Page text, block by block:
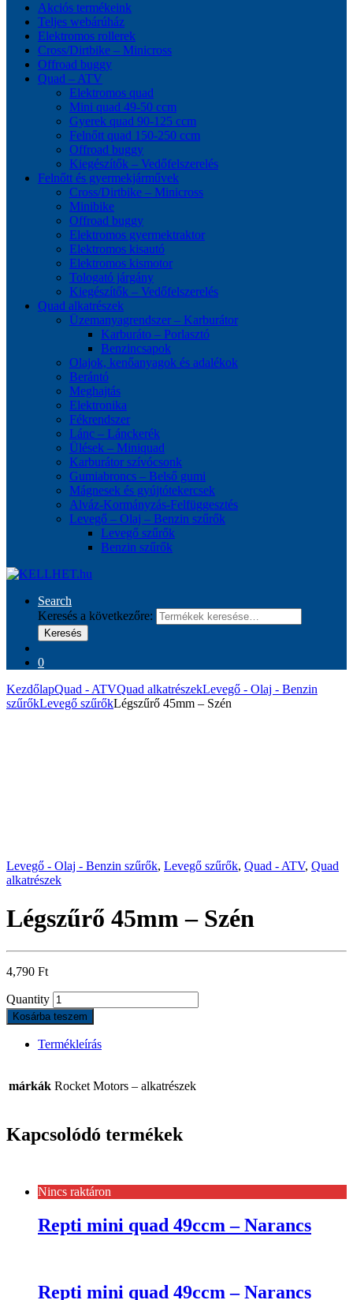
Akciós termékeink
Teljes webárúház
Elektromos rollerek
Cross/Dirtbike – Minicross
Offroad buggy
Quad – ATV
Elektromos quad
Mini quad 49-50 ccm
Gyerek quad 90-125 ccm
Felnőtt quad 150-250 ccm
Offroad buggy
Kiegészítők – Vedőfelszerelés
Felnőtt és gyermekjárművek
Cross/Dirtbike – Minicross
Minibike
Offroad buggy
Elektromos gyermektraktor
Elektromos kisautó
Elektromos kismotor
Tologató járgány
Kiegészítők – Vedőfelszerelés
Quad alkatrészek
Üzemanyagrendszer – Karburátor
Karburáto – Porlasztó
Benzincsapok
Olajok, kenőanyagok és adalékok
Berántó
Meghajtás
Elektronika
Fékrendszer
Lánc – Lánckerék
Ülések – Miniquad
Karburátor szívócsonk
Gumiabroncs – Belső gumi
Mágnesek és gyújtótekercsek
Alváz-Kormányzás-Felfüggesztés
Levegő – Olaj – Benzin szűrők
Levegő szűrők
Benzin szűrők
Search
Keresés a következőre:
Keresés
0
KezdőlapQuad - ATVQuad alkatrészekLevegő - Olaj - Benzin
szűrőkLevegő szűrőkLégszűrő 45mm – Szén
Levegő - Olaj - Benzin szűrők, Levegő szűrők, Quad - ATV, Quad
alkatrészek
Légszűrő 45mm – Szén
4,790 Ft
Quantity
Kosárba teszem
Termékleírás
márkák Rocket Motors – alkatrészek
Kapcsolódó termékek
Nincs raktáron
Repti mini quad 49ccm – Narancs
Repti mini quad 49ccm – Narancs